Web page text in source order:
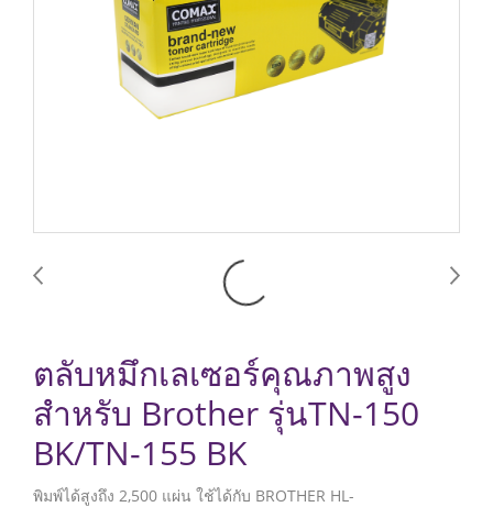
ตลับหมึกเลเซอร์คุณภาพสูง
สำหรับ Brother รุ่นTN-150
BK/TN-155 BK
พิมพ์ได้สูงถึง 2,500 แผ่น ใช้ได้กับ BROTHER HL-